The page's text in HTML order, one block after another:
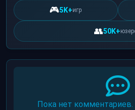
🎮5K+игр
👥50K+
Пока нет